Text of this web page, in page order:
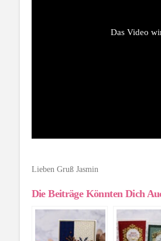
Das Video
Lieben Gruß Jasmin
Die Beiträge Könnten Dich